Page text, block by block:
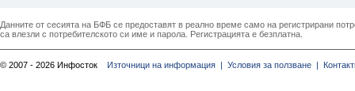
Данните от сесията на БФБ се предоставят в реално време само на регистрирани
са влезли с потребителското си име и парола. Регистрацията е безплатна.
© 2007 - 2026 Инфосток Източници на информация | Условия за ползване |